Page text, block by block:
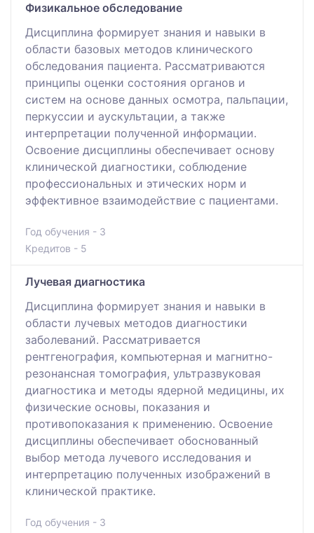
Физикальное обследование
Дисциплина формирует знания и навыки в
области базовых методов клинического
обследования пациента. Рассматриваются
принципы оценки состояния органов и
систем на основе данных осмотра, пальпации,
перкуссии и аускультации, а также
интерпретации полученной информации.
Освоение дисциплины обеспечивает основу
клинической диагностики, соблюдение
профессиональных и этических норм и
эффективное взаимодействие с пациентами.
Год обучения - 3
Кредитов - 5
Лучевая диагностика
Дисциплина формирует знания и навыки в
области лучевых методов диагностики
заболеваний. Рассматривается
рентгенография, компьютерная и магнитно-
резонансная томография, ультразвуковая
диагностика и методы ядерной медицины, их
физические основы, показания и
противопоказания к применению. Освоение
дисциплины обеспечивает обоснованный
выбор метода лучевого исследования и
интерпретацию полученных изображений в
клинической практике.
Год обучения - 3